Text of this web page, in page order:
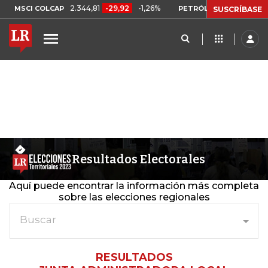
MSCI COLCAP 2.344,81 -29,92 -1,26% PETRÓLEO WTI US$
SUSCRÍBASE
Resultados Electorales
Aquí puede encontrar la información más completa
sobre las elecciones regionales
Buscar
RESULTADOS